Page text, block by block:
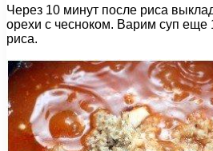
Через 10 минут после риса
орехи с чесноком. Варим суп еще
риса.